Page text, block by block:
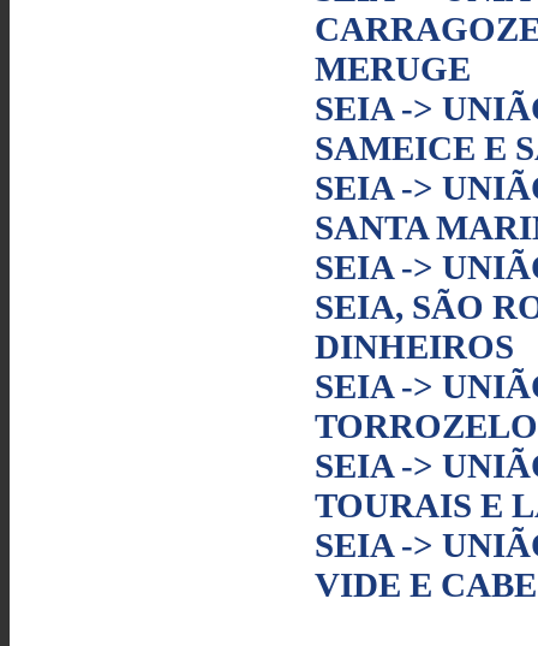
MERUGE
SEIA ->
SAMEICE E
SEIA ->
SANTA
SEIA ->
SEIA, SÃO
DINHEIROS
SEIA ->
SEIA ->
TOURAIS E
SEIA ->
VIDE E